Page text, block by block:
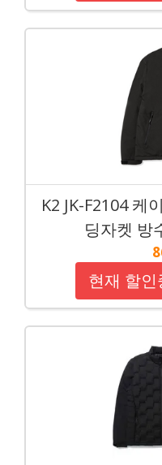
K2 JK-F2104 케
딩자켓 방
현재 할